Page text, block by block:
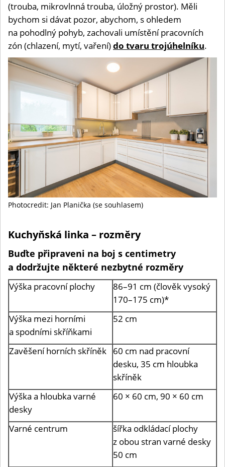
(trouba, mikrovlnná trouba, úložný prostor). Měli
bychom si dávat pozor, abychom, s ohledem
na pohodlný pohyb, zachovali umístění pracovních
zón (chlazení, mytí, vaření)do tvaru trojúhelníku.
Photocredit: Jan Planička (se souhlasem)
Kuchyňská linka – rozměry
Buďte připraveni na boj s centimetry
a dodržujte některé nezbytné rozměry
Výška pracovní plochy
86–91 cm (člověk vysoký
170–175 cm)*
Výška mezi horními
a spodními skříňkami
52 cm
Zavěšení horních skříněk
60 cm nad pracovní
desku, 35 cm hloubka
skříněk
Výška a hloubka varné
desky
60 × 60 cm, 90 × 60 cm
Varné centrum
šířka odkládací plochy
z obou stran varné desky
50 cm